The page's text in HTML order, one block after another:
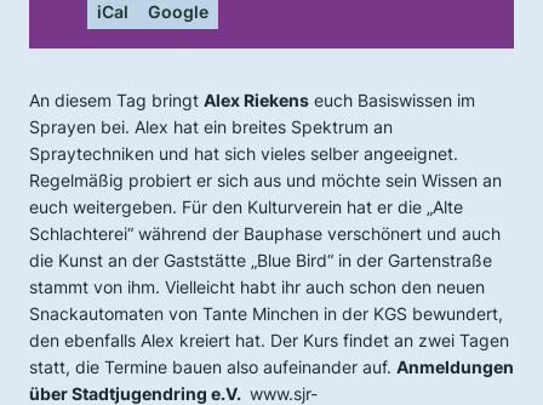
iCal Google
An diesem Tag bringt Alex Riekens euch Basiswissen im
Sprayen bei. Alex hat ein breites Spektrum an
Spraytechniken und hat sich vieles selber angeeignet.
Regelmäßig probiert er sich aus und möchte sein Wissen an
euch weitergeben. Für den Kulturverein hat er die „Alte
Schlachterei“ während der Bauphase verschönert und auch
die Kunst an der Gaststätte „Blue Bird“ in der Gartenstraße
stammt von ihm. Vielleicht habt ihr auch schon den neuen
Snackautomaten von Tante Minchen in der KGS bewundert,
den ebenfalls Alex kreiert hat. Der Kurs findet an zwei Tagen
statt, die Termine bauen also aufeinander auf. Anmeldungen
über Stadtjugendring e.V. www.sjr-